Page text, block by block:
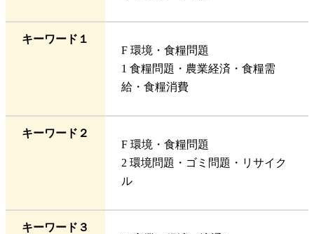
キーワード１
F 環境・食糧問題
1 食糧問題・農業経済・食糧需
給・食糧消費
キーワード２
F 環境・食糧問題
2 環境問題・ゴミ問題・リサイク
ル
キーワード３